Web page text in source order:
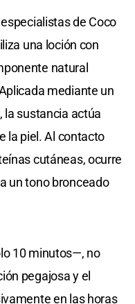
de Coco
una loción con
natural
mediante un
la sustancia actúa
la piel. Al contacto
cutáneas, ocurre
un tono bronceado
10 minutos—, no
pegajosa y el
en las horas